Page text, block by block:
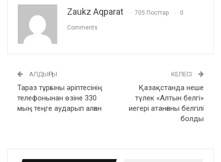
Zaukz Aqparat 705 Посттар 0
Comments
АЛДЫҢҒЫ
Тараз тұрғыны әріптесінің
телефонынан өзіне 330
мың теңге аударып алған
КЕЛЕСІ
Қазақстанда неше
түлек «Алтын белгі»
иегері атанғаны белгілі
болды